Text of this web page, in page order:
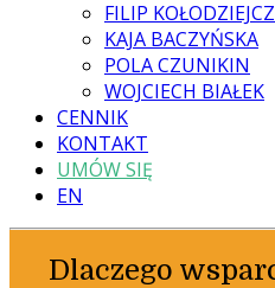
FILIP
KAJA BACZYŃSKA
POLA CZUNIKIN
WOJCIECH BIAŁEK
CENNIK
KONTAKT
UMÓW SIĘ
EN
Dlaczego